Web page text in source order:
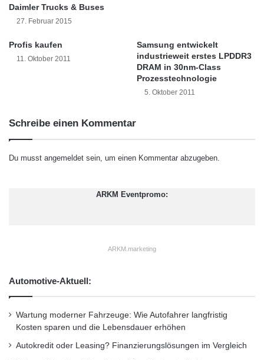
Öffnungszeiten für Fachpublikum und
Mittwoch, 5.10.2011: 10.00 – 17.00 Uhr
Donnerstag, 6.10.2011: 10.00 – 16.00 Uhr
IHK Frankfurt am Main, Börsenplatz 4, 60313
Welcher Redakteur hat diesen Beitrag
veröffentlicht?
Veröffentlicht von:opr
verfolgen:RSS 2.0
Sie können einen Trackback setzen
Kurzverweis
Daimler Trucks & Buses
27. Februar 2015
Profis kaufen
11. Oktober 2011
Samsung entwickelt
industrieweit erstes LPDDR3
DRAM in 30nm-Class
Prozesstechnologie
5. Oktober 2011
Schreibe einen Kommentar
Du musst angemeldet sein, um einen Kommentar abzugeben.
ARKM Eventpromo:
ARKM.marketing
Automotive-Aktuell:
Wartung moderner Fahrzeuge: Wie Autofahrer langfristig
Kosten sparen und die Lebensdauer erhöhen
Autokredit oder Leasing? Finanzierungslösungen im Vergleich